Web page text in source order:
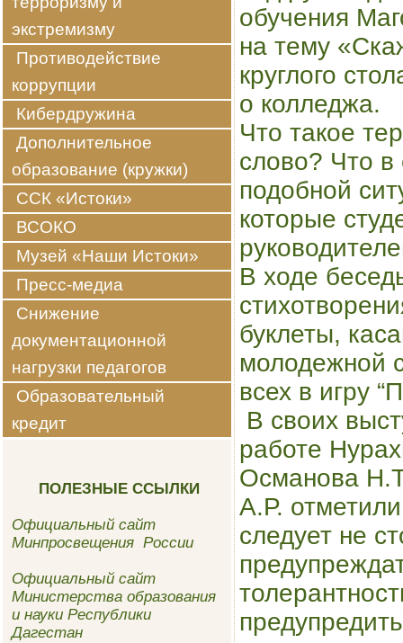
экстремизму
Противодействие
коррупции
Кибердружина
Дополнительное
образование (кружки)
ССК «Истоки»
ВСОКО
Музей «Наши Истоки»
Пресс-медиа
Снижение
документационной
нагрузки педагогов
Образовательный
кредит
ПОЛЕЗНЫЕ ССЫЛКИ
Официальный сайт
Минпросвещения России
Официальный сайт
Министерства образования
и науки Республики
Дагестан
обучения​
на тему
круглого
о колледжа.
Что такое
слово? Что в
подобной
которые
В ходе
буклеты,
молодежной
всех в игру
В своих
работе
Османова
А.Р.
следует не